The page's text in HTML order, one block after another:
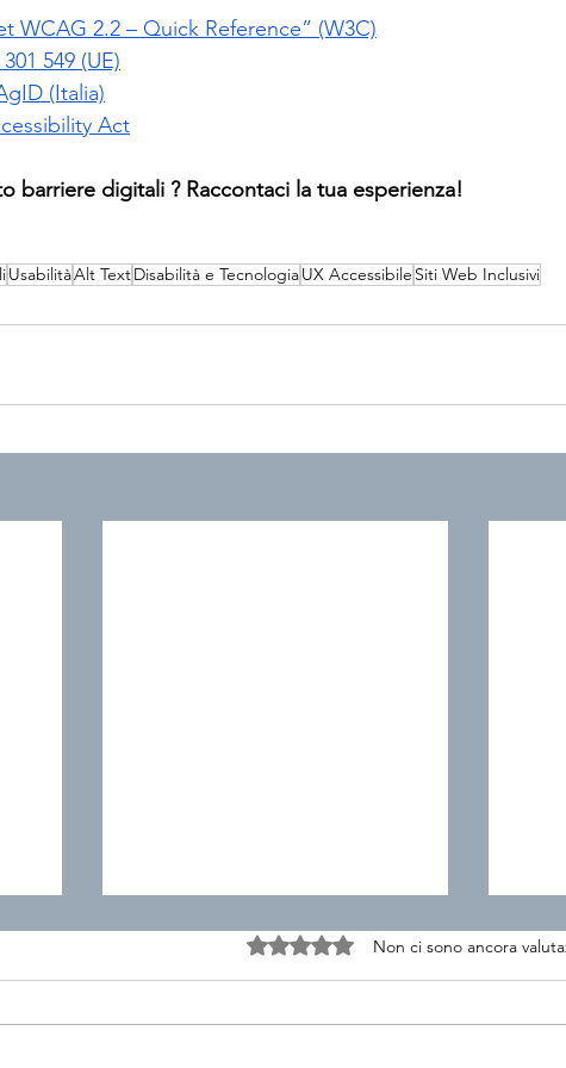
WCAG 2.2 – Quick Reference” (W3C)
549 (UE)
(Italia)
Act
barriere digitali ? Raccontaci la tua esperienza!
UsabilitàAlt TextDisabilità e TecnologiaUX Accessibile Siti Web Inclusivi
Valutazione 0 stelle su 5.
Non ci sono ancora